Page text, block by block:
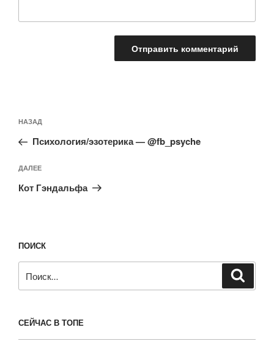
по
записям
Предыдущая
запись:
НАЗАД
Психология/эзотерика — @fb_psyche
Следующая
запись
ДАЛЕЕ
Кот Гэндальфа
ПОИСК
СЕЙЧАС В ТОПЕ